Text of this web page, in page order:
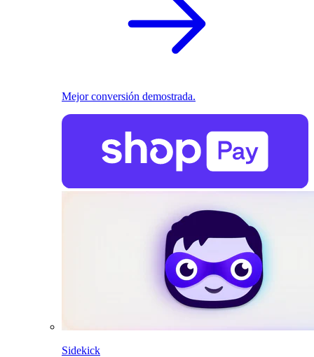
Mejor conversión demostrada.
Sidekick